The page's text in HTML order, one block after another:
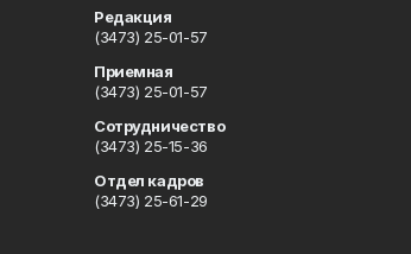
Редакция
(3473) 25-01-57
Приемная
(3473) 25-01-57
Сотрудничество
(3473) 25-15-36
Отдел кадров
(3473) 25-61-29